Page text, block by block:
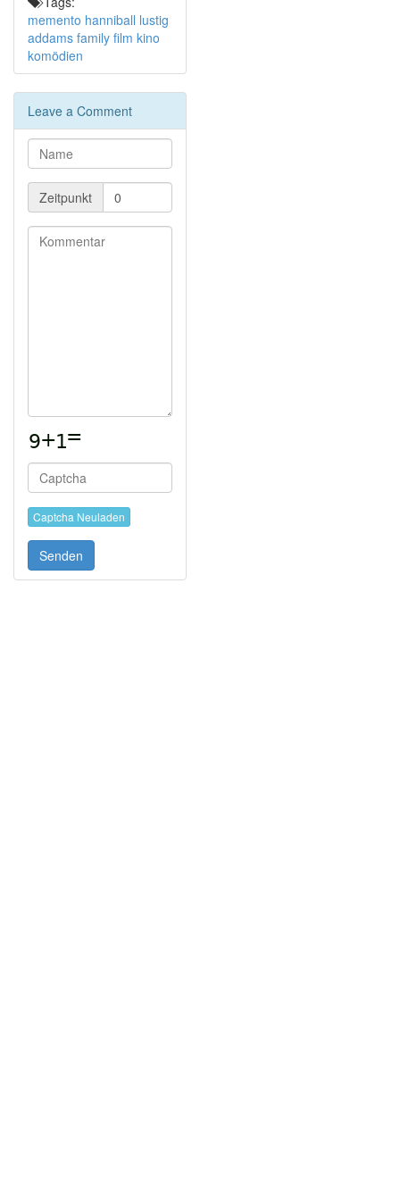
Adam Sandler und Ben Stiller und Jim Carry
Filmscheiß
Nichts zu verzollen / Willkommen bei den Sch’tis
Das Rezept:
Zutaten:
250g Schafkäse (Feta)
Eine Rolle Blätterteig
Kräuter je nach Belieben
Ein kleiner Bund Minze
Ein verquirreltes Ei oder Olivenöl
Arbeisschritte:
Den Backofen auf 180°C vorheizen.
ein Backblech legen.
Das Backblech für ca. 20 Minuten im Ofen lassen.
Mahlzeit!
memento hanniball lustig
addams family film kino
komödien
Leave a Comment
Zeitpunkt
Captcha Neuladen